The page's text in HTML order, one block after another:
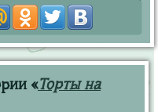
«Торты на